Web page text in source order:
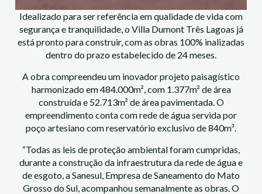
Idealizado para ser referência em qualidade de vida com
segurança e tranquilidade, o Villa Dumont Três Lagoas já
está pronto para construir, com as obras 100% inalizadas
dentro do prazo estabelecido de 24 meses.
A obra compreendeu um inovador projeto paisagístico
harmonizado em 484.000m², com 1.377m² de área
construída e 52.713m² de área pavimentada. O
empreendimento conta com rede de água servida por
poço artesiano com reservatório exclusivo de 840m³.
“Todas as leis de proteção ambiental foram cumpridas,
durante a construção da infraestrutura da rede de água e
de esgoto, a Sanesul, Empresa de Saneamento do Mato
Grosso do Sul, acompanhou semanalmente as obras. O